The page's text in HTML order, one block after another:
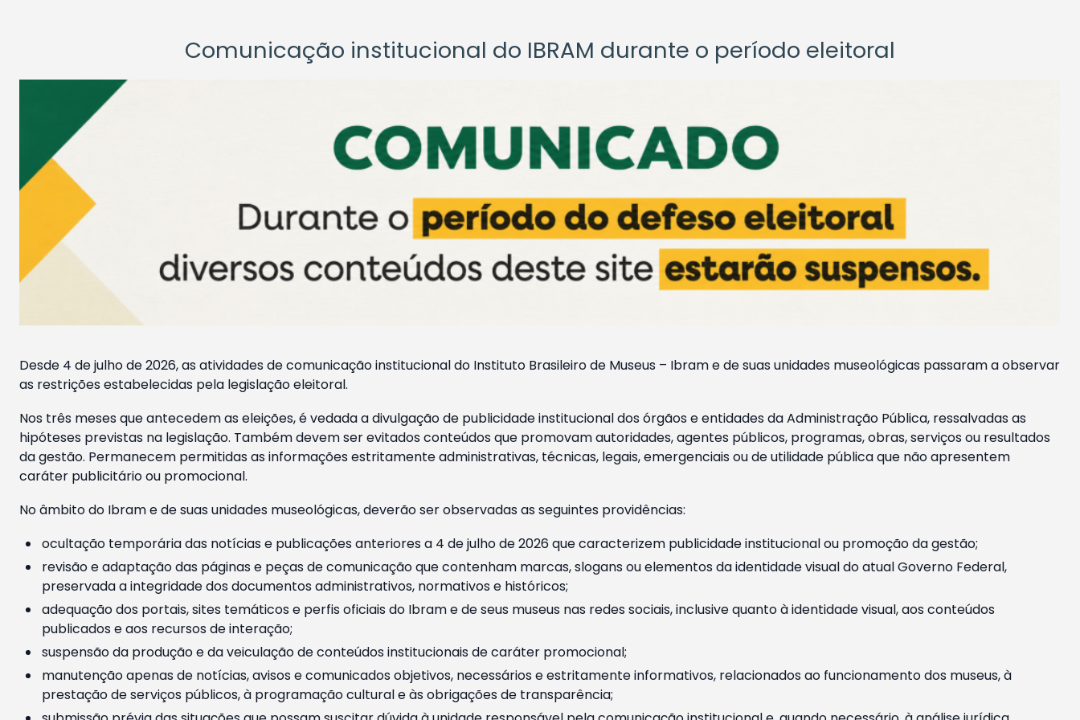
Comunicação institucional do IBRAM durante o período eleitoral
Desde 4 de julho de 2026, as atividades de comunicação institucional do Instituto Brasileiro de Museus – Ibram e de suas unidades museológicas passaram a observar
as restrições estabelecidas pela legislação eleitoral.
Nos três meses que antecedem as eleições, é vedada a divulgação de publicidade institucional dos órgãos e entidades da Administração Pública, ressalvadas as
hipóteses previstas na legislação. Também devem ser evitados conteúdos que promovam autoridades, agentes públicos, programas, obras, serviços ou resultados
da gestão. Permanecem permitidas as informações estritamente administrativas, técnicas, legais, emergenciais ou de utilidade pública que não apresentem
caráter publicitário ou promocional.
No âmbito do Ibram e de suas unidades museológicas, deverão ser observadas as seguintes providências:
ocultação temporária das notícias e publicações anteriores a 4 de julho de 2026 que caracterizem publicidade institucional ou promoção da gestão;
revisão e adaptação das páginas e peças de comunicação que contenham marcas, slogans ou elementos da identidade visual do atual Governo Federal,
preservada a integridade dos documentos administrativos, normativos e históricos;
adequação dos portais, sites temáticos e perfis oficiais do Ibram e de seus museus nas redes sociais, inclusive quanto à identidade visual, aos conteúdos
publicados e aos recursos de interação;
suspensão da produção e da veiculação de conteúdos institucionais de caráter promocional;
manutenção apenas de notícias, avisos e comunicados objetivos, necessários e estritamente informativos, relacionados ao funcionamento dos museus, à
prestação de serviços públicos, à programação cultural e às obrigações de transparência;